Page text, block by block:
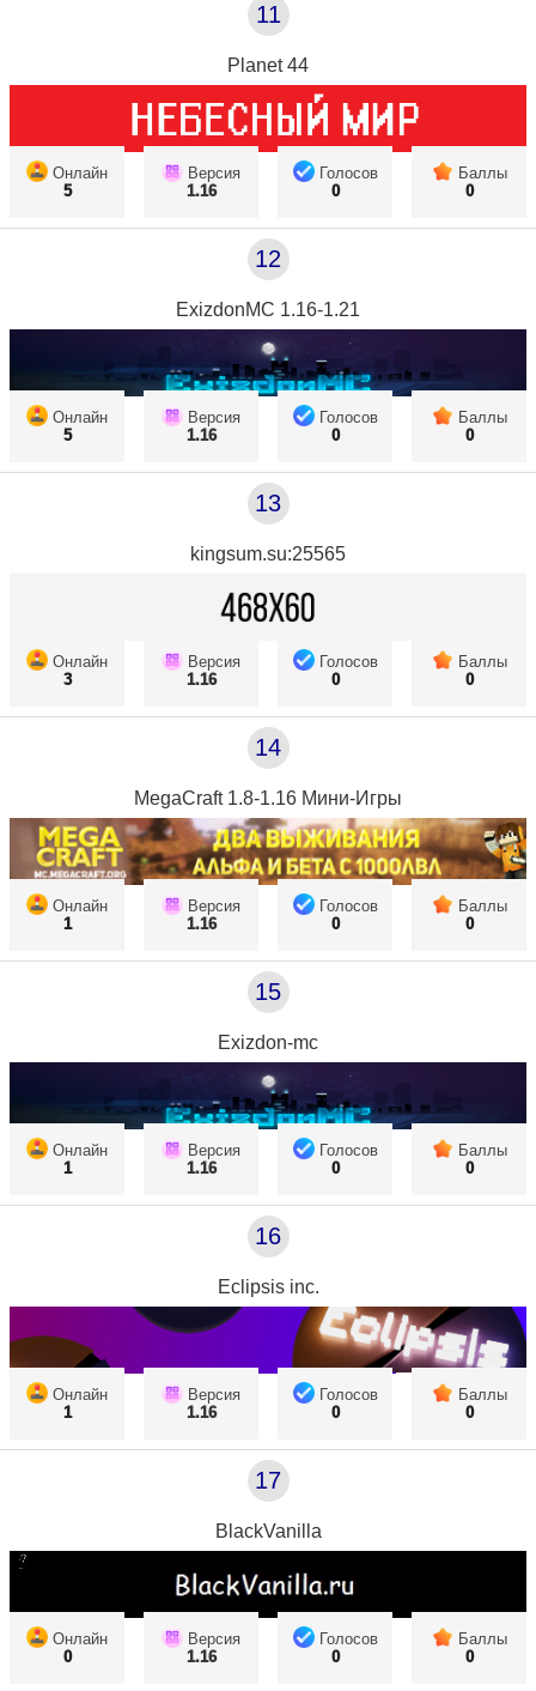
11
Planet 44
Онлайн
5
Версия
1.16
Голосов
0
Баллы
0
12
ExizdonMC 1.16-1.21
Онлайн
5
Версия
1.16
Голосов
0
Баллы
0
13
kingsum.su:25565
Онлайн
3
Версия
1.16
Голосов
0
Баллы
0
14
MegaCraft 1.8-1.16 Мини-Игры
Онлайн
1
Версия
1.16
Голосов
0
Баллы
0
15
Exizdon-mc
Онлайн
1
Версия
1.16
Голосов
0
Баллы
0
16
Eclipsis inc.
Онлайн
1
Версия
1.16
Голосов
0
Баллы
0
17
BlackVanilla
Онлайн
0
Версия
1.16
Голосов
0
Баллы
0